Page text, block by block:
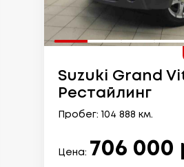
Suzuki Grand
Рестайлинг
Пробег: 104 888 км.
Цена: 706 000